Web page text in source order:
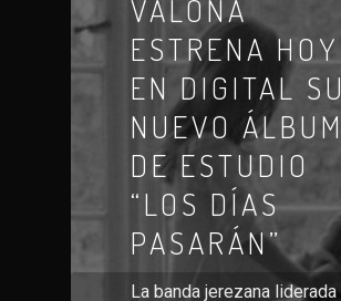
VALONA
ESTRENA HOY
EN DIGITAL SU
NUEVO ÁLBUM
DE ESTUDIO
“LOS DÍAS
PASARÁN”
La banda jerezana liderada